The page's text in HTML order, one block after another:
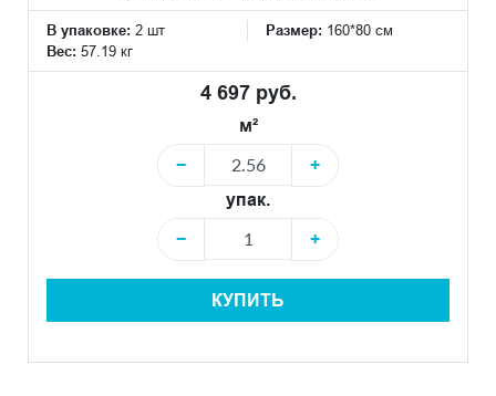
В упаковке: 2 шт Размер: 160*80 см
Вес: 57.19 кг
4 697 руб.
м²
−
+
упак.
−
+
КУПИТЬ